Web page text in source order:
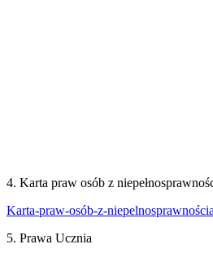
4. Karta praw osób z
Karta-praw-osób-z-niepelnosprawnościa
5. Prawa Ucznia